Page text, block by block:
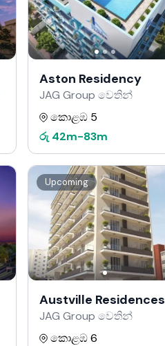
Aston Residency
JAG Group වෙතින්
කොළඹ 5
රු 42m-83m
Upcoming
Austville Residences
JAG Group වෙතින්
කොළඹ 6